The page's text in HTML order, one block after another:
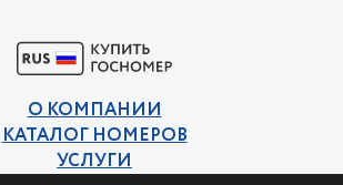
О КОМПАНИИ
КАТАЛОГ НОМЕРОВ
УСЛУГИ